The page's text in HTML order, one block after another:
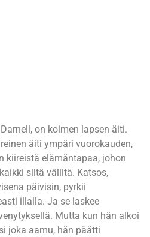
on kolmen lapsen äiti.
äiti ympäri vuorokauden,
kiireistä elämäntapaa, johon
siltä väliltä. Katsos,
päivisin, pyrkii
illalla. Ja se laskee
Mutta kun hän alkoi
joka aamu, hän päätti